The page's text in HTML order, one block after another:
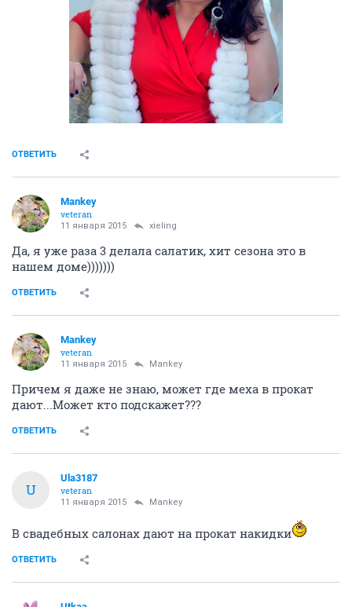
ОТВЕТИТЬ
Mankey
veteran
11 января 2015 xieling
Да, я уже раза 3 делала салатик, хит сезона это в
нашем доме)))))))
ОТВЕТИТЬ
Mankey
veteran
11 января 2015 Mankey
Причем я даже не знаю, может где меха в прокат
дают...Может кто подскажет???
ОТВЕТИТЬ
U
Ula3187
veteran
11 января 2015 Mankey
В свадебных салонах дают на прокат накидки
ОТВЕТИТЬ